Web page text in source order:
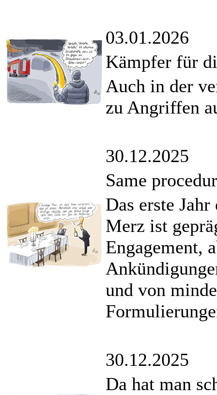
03.01.2026
Kämpfer für
Auch in der
zu Angriffen
30.12.2025
Same
Das erste
Merz ist
Engagement,
und von
30.12.2025
Da hat man